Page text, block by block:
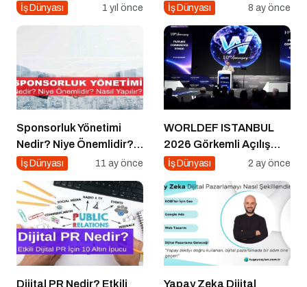
İş Dünyası 1 yıl önce Faydaya Geçiş
İş Dünyası 8 ay önce
Sponsorluk Yönetimi
Nedir? Niye Önemlidir?
Nasıl Yapılır?
İş Dünyası 11 ay önce
WORLDEF ISTANBUL
2026 Görkemli Açılış
Töreniyle Başladı
İş Dünyası 2 ay önce
Dijital PR Nedir? Etkili
Yapay Zeka Dijital